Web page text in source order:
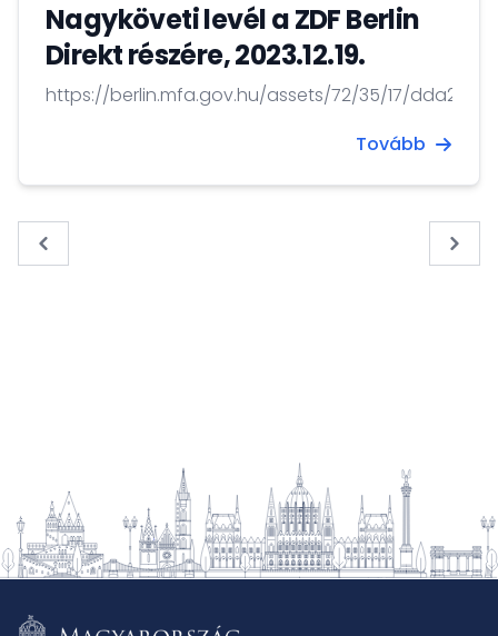
Nagyköveti levél a ZDF Berlin
Direkt részére, 2023.12.19.
https://berlin.mfa.gov.hu/assets/72/35/17/
Tovább
« Previous Next